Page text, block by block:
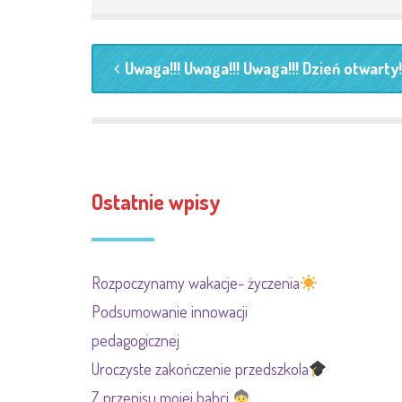
Uwaga!!! Uwaga!!! Uwaga!!! Dzień
Ostatnie wpisy
Rozpoczynamy wakacje- życzenia
Podsumowanie innowacji
pedagogicznej
Uroczyste zakończenie przedszkola
Z przepisu mojej babci